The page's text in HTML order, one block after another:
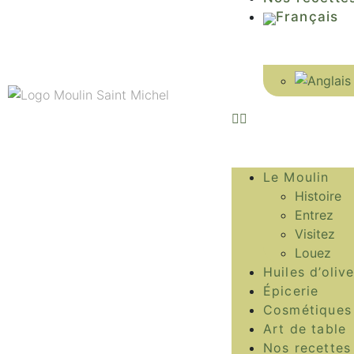
Le Moulin
Histoire
Entrez
Visitez
Louez
Huiles d’olive
Épicerie
Cosmétiques
Art de table
Nos recettes